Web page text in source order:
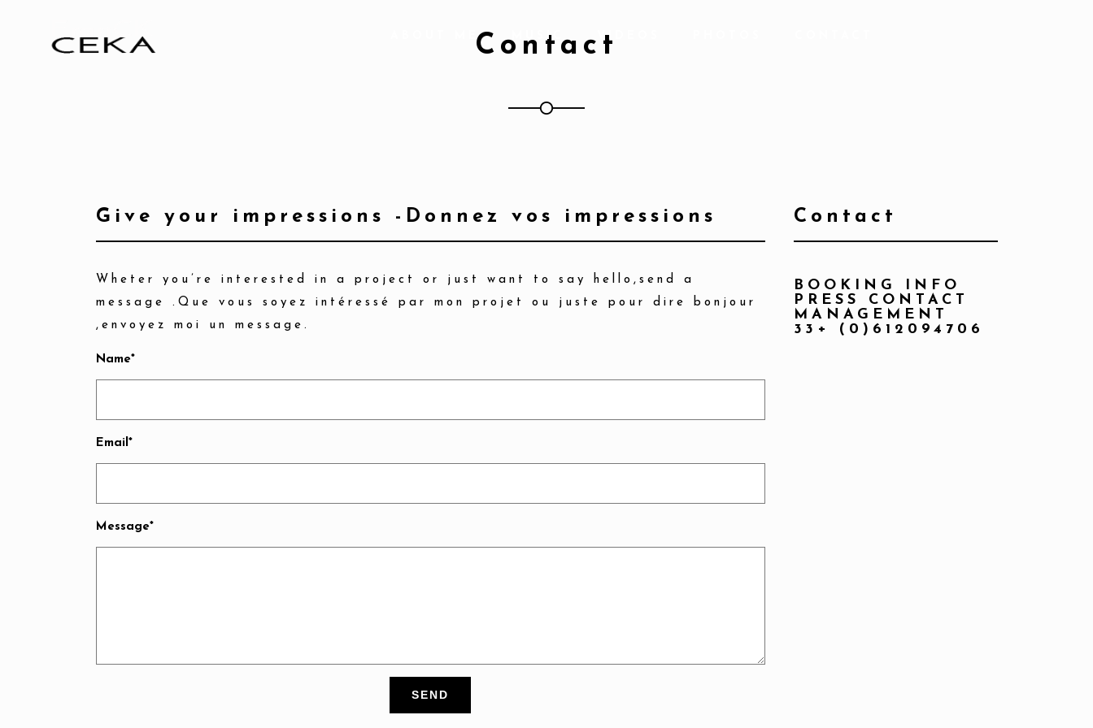
ABOUT ME MUSIC VIDEOS
Contact
Give your impressions -Donnez vos impressions
Wheter you’re interested in a project or just want to say hello,send a
message .Que vous soyez intéressé par mon projet ou juste pour dire bonjour
,envoyez moi un message.
Name*
Email*
Message*
Contact
BOOKING INFO
PRESS CONTACT
MANAGEMENT
33+ (0)612094706